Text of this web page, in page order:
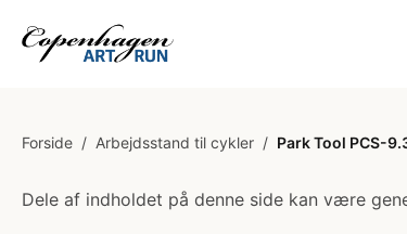
Forside / Arbejdsstand til cykler / Park Tool PCS-
Dele af indholdet på denne side kan være